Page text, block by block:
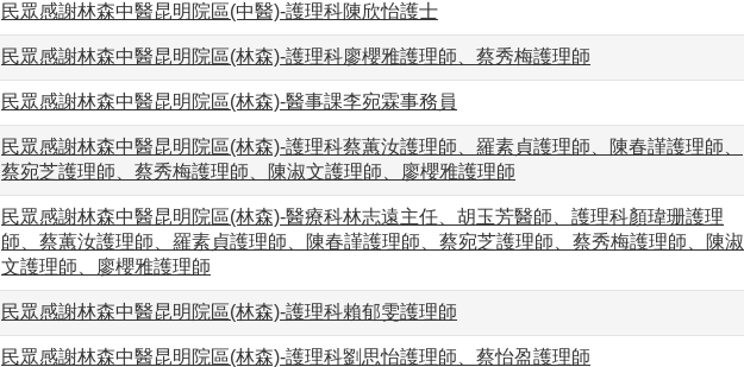
民眾感謝林森中醫昆明院區(中醫)-護理科陳欣怡護士
民眾感謝林森中醫昆明院區(林森)-護理科廖櫻雅護理師、蔡秀梅護理師
民眾感謝林森中醫昆明院區(林森)-醫事課李宛霖事務員
民眾感謝林森中醫昆明院區(林森)-護理科蔡蕙汝護理師、羅素貞護理師、陳春謹護理師、
蔡宛芝護理師、蔡秀梅護理師、陳淑文護理師、廖櫻雅護理師
民眾感謝林森中醫昆明院區(林森)-醫療科林志遠主任、胡玉芳醫師、護理科顏瑋珊護理
師、蔡蕙汝護理師、羅素貞護理師、陳春謹護理師、蔡宛芝護理師、蔡秀梅護理師、陳淑
文護理師、廖櫻雅護理師
民眾感謝林森中醫昆明院區(林森)-護理科賴郁雯護理師
民眾感謝林森中醫昆明院區(林森)-護理科劉思怡護理師、蔡怡盈護理師